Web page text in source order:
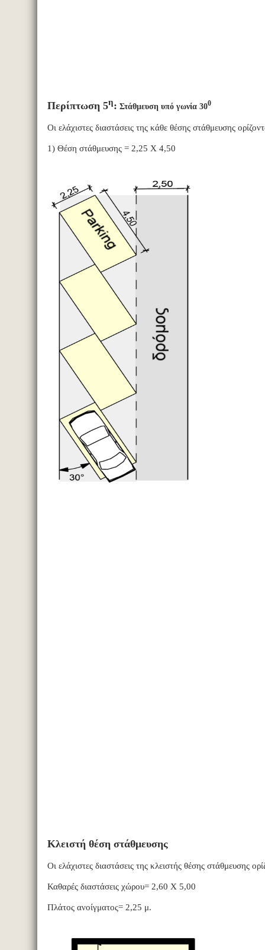
Περίπτωση 5η: Στάθμευση υπό γωνία 300
Οι ελάχιστες διαστάσεις της κάθε θέσης στάθμευσης
1) Θέση στάθμευσης = 2,25 Χ 4,50
Κλειστή θέση στάθμευσης
Οι ελάχιστες διαστάσεις της κλειστής θέσης στάθμευσης
Καθαρές διαστάσεις χώρου= 2,60 Χ 5,00
Πλάτος ανοίγματος= 2,25 μ.